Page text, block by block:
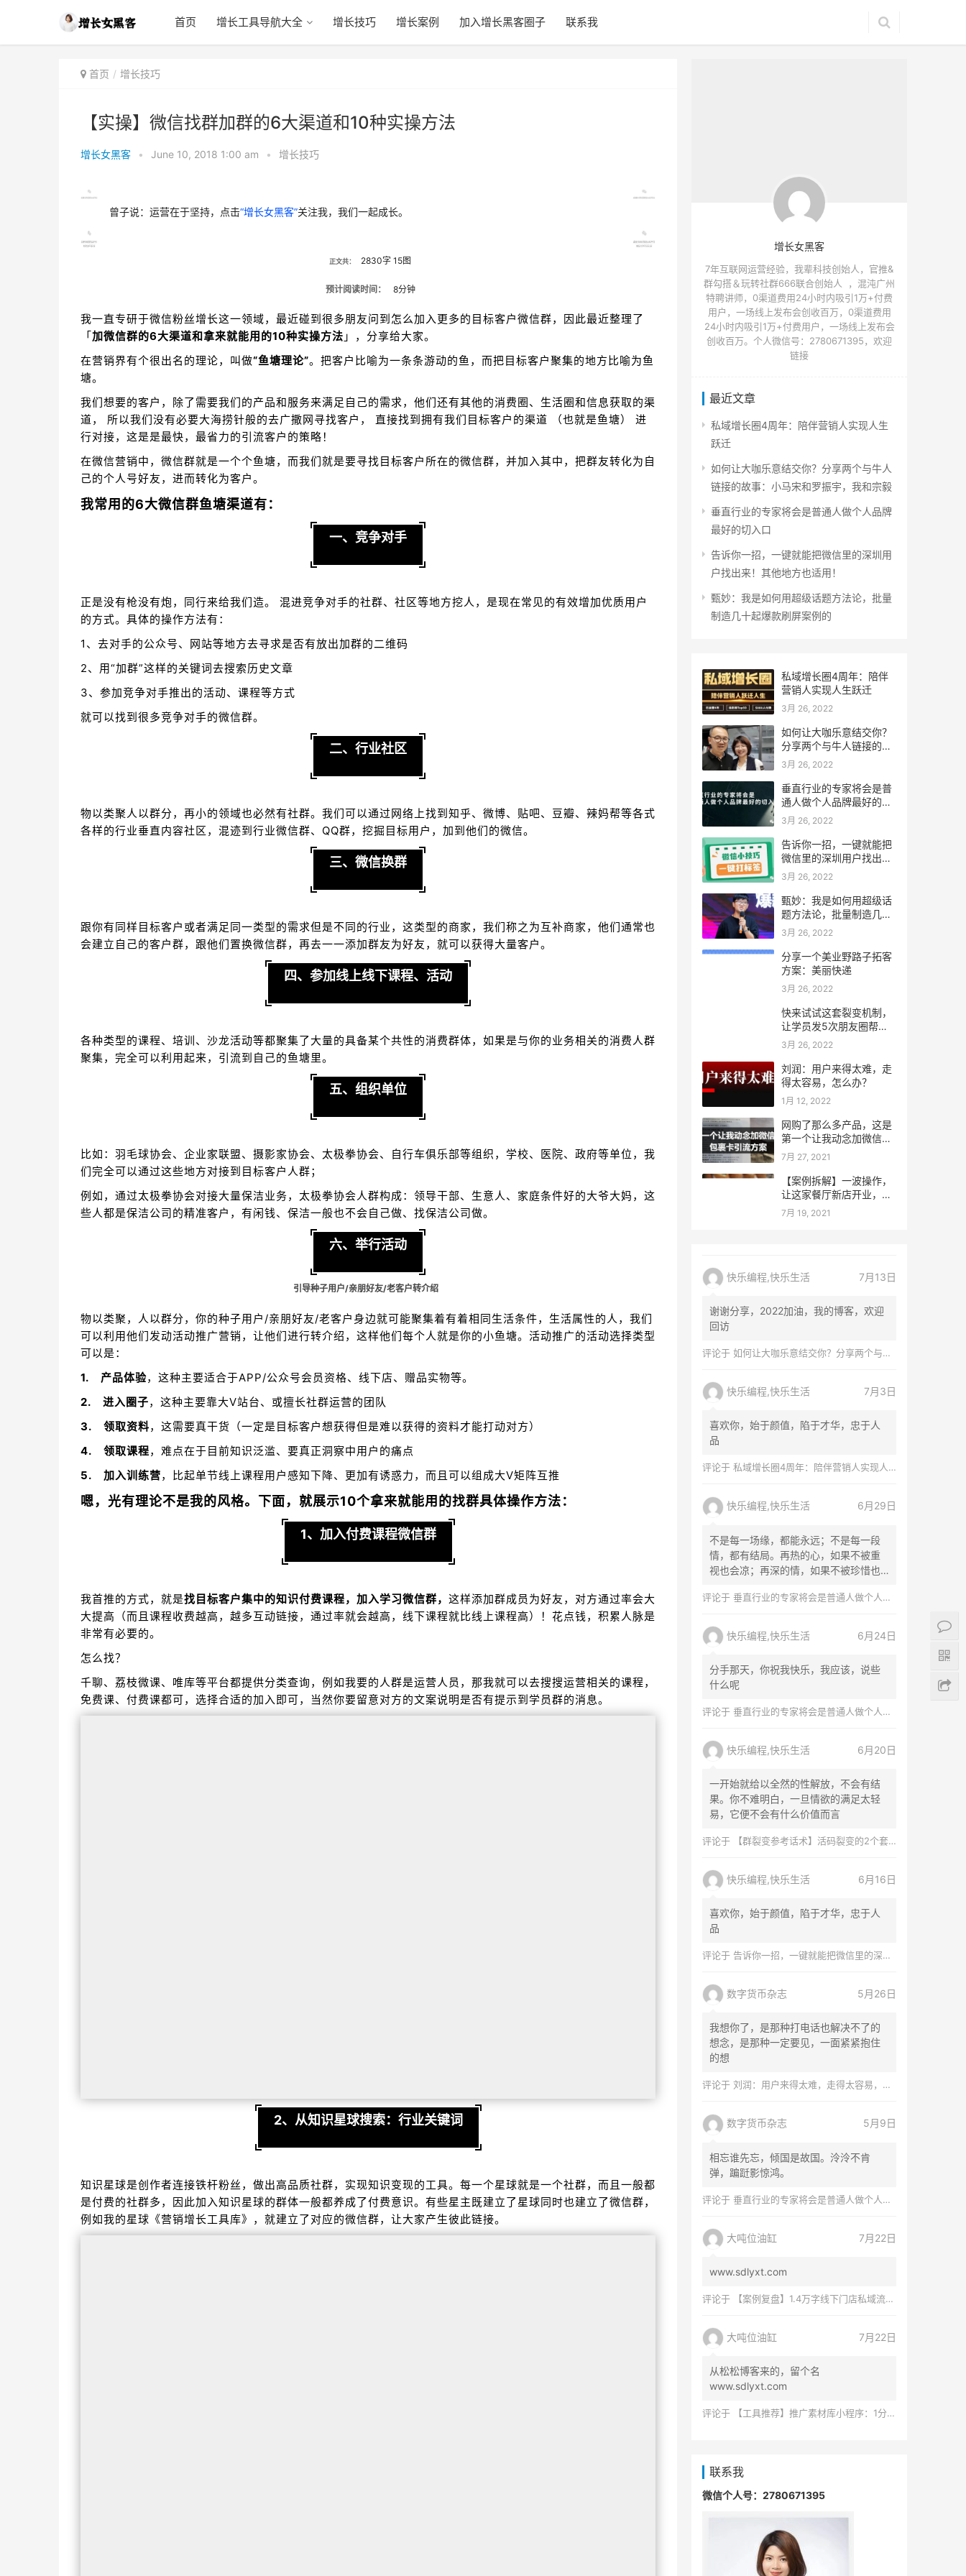
首页 增长工具导航大全 增长技巧 增长案例 加入增长黑客圈子 联系我
首页 增长技巧
【实操】微信找群加群的6大渠道和10种实操方法
增长女黑客 • June 10, 2018 1:00 am • 增长技巧
曾子说：运营在于坚持，点击“增长女黑客”关注我，我们一起成长。
正文共： 2830字 15图
预计阅读时间： 8分钟
我一直专研于微信粉丝增长这一领域，最近碰到很多朋友问到怎么加入更多的目标客户微信群，因此最近整理了
「加微信群的6大渠道和拿来就能用的10种实操方法 」，分享给大家。
在营销界有个很出名的理论，叫做“鱼塘理论”。把客户比喻为一条条游动的鱼，而把目标客户聚集的地方比喻为鱼
塘。
我们想要的客户，除了需要我们的产品和服务来满足自己的需求，他们还有其他的消费圈、生活圈和信息获取的渠
道， 所以我们没有必要大海捞针般的去广撒网寻找客户， 直接找到拥有我们目标客户的渠道 （也就是鱼塘） 进
行对接，这是是最快，最省力的引流客户的策略！
在微信营销中，微信群就是一个个鱼塘，而我们就是要寻找目标客户所在的微信群，并加入其中，把群友转化为自
己的个人号好友，进而转化为客户。
我常用的6大微信群鱼塘渠道有：
一、竞争对手
正是没有枪没有炮，同行来给我们造。 混进竞争对手的社群、社区等地方挖人，是现在常见的有效增加优质用户
的方式。具体的操作方法有：
1、去对手的公众号、网站等地方去寻求是否有放出加群的二维码
2、用“加群”这样的关键词去搜索历史文章
3、参加竞争对手推出的活动、课程等方式
就可以找到很多竞争对手的微信群。
二、行业社区
物以类聚人以群分，再小的领域也必然有社群。我们可以通过网络上找到知乎、微博、贴吧、豆瓣、辣妈帮等各式
各样的行业垂直内容社区，混迹到行业微信群、QQ群，挖掘目标用户，加到他们的微信。
三、微信换群
跟你有同样目标客户或者满足同一类型的需求但是不同的行业，这类型的商家，我们称之为互补商家，他们通常也
会建立自己的客户群，跟他们置换微信群，再去一一添加群友为好友，就可以获得大量客户。
四、参加线上线下课程、活动
各种类型的课程、培训、沙龙活动等都聚集了大量的具备某个共性的消费群体，如果是与你的业务相关的消费人群
聚集，完全可以利用起来，引流到自己的鱼塘里。
五、组织单位
比如：羽毛球协会、企业家联盟、摄影家协会、太极拳协会、自行车俱乐部等组织，学校、医院、政府等单位，我
们完全可以通过这些地方对接到目标客户人群；
例如，通过太极拳协会对接大量保洁业务，太极拳协会人群构成：领导干部、生意人、家庭条件好的大爷大妈，这
些人都是保洁公司的精准客户，有闲钱、保洁一般也不会自己做、找保洁公司做。
六、举行活动
引导种子用户/亲朋好友/老客户转介绍
物以类聚，人以群分，你的种子用户/亲朋好友/老客户身边就可能聚集着有着相同生活条件，生活属性的人，我们
可以利用他们发动活动推广营销，让他们进行转介绍，这样他们每个人就是你的小鱼塘。活动推广的活动选择类型
可以是：
1. 产品体验，这种主要适合于APP/公众号会员资格、线下店、赠品实物等。
2. 进入圈子，这种主要靠大V站台、或擅长社群运营的团队
3. 领取资料，这需要真干货（一定是目标客户想获得但是难以获得的资料才能打动对方）
4. 领取课程，难点在于目前知识泛滥、要真正洞察中用户的痛点
5. 加入训练营，比起单节线上课程用户感知下降、更加有诱惑力，而且可以组成大V矩阵互推
嗯，光有理论不是我的风格。下面，就展示10个拿来就能用的找群具体操作方法：
1、加入付费课程微信群
我首推的方式，就是找目标客户集中的知识付费课程，加入学习微信群， 这样添加群成员为好友，对方通过率会大
大提高（而且课程收费越高，越多互动链接，通过率就会越高，线下课程就比线上课程高）！花点钱，积累人脉是
非常有必要的。
怎么找？
千聊、荔枝微课、唯库等平台都提供分类查询，例如我要的人群是运营人员，那我就可以去搜搜运营相关的课程，
免费课、付费课都可，选择合适的加入即可，当然你要留意对方的文案说明是否有提示到学员群的消息。
2、从知识星球搜索：行业关键词
知识星球是创作者连接铁杆粉丝，做出高品质社群，实现知识变现的工具。每一个星球就是一个社群，而且一般都
是付费的社群多，因此加入知识星球的群体一般都养成了付费意识。有些星主既建立了星球同时也建立了微信群，
例如我的星球《营销增长工具库》，就建立了对应的微信群，让大家产生彼此链接。
增长女黑客
7年互联网运营经验，我辈科技创始人，官推&
群勾搭＆玩转社群666联合创始人 ，混沌广州
特聘讲师，0渠道费用24小时内吸引1万+付费
用户，一场线上发布会创收百万，0渠道费用
24小时内吸引1万+付费用户，一场线上发布会
创收百万。个人微信号：2780671395，欢迎
链接
最近文章
私域增长圈4周年：陪伴营销人实现人生
跃迁
如何让大咖乐意结交你？分享两个与牛人
链接的故事：小马宋和罗振宇，我和宗毅
垂直行业的专家将会是普通人做个人品牌
最好的切入口
告诉你一招，一键就能把微信里的深圳用
户找出来！其他地方也适用！
甄妙：我是如何用超级话题方法论，批量
制造几十起爆款刷屏案例的
私域增长圈4周年：陪伴
营销人实现人生跃迁
3月 26, 2022
如何让大咖乐意结交你？
分享两个与牛人链接的故
事：小马宋和罗振宇，我
和宗毅
3月 26, 2022
垂直行业的专家将会是普
通人做个人品牌最好的切
入口
3月 26, 2022
告诉你一招，一键就能把
微信里的深圳用户找出
来！其他地方也适用！
3月 26, 2022
甄妙：我是如何用超级话
题方法论，批量制造几十
起爆款刷屏案例的
3月 26, 2022
分享一个美业野路子拓客
方案：美丽快递
3月 26, 2022
快来试试这套裂变机制，
让学员发5次朋友圈帮忙
转介绍！
3月 26, 2022
刘润：用户来得太难，走
得太容易，怎么办？
1月 12, 2022
网购了那么多产品，这是
第一个让我动念加微信的
包裹卡引流方案
7月 27, 2021
【案例拆解】一波操作，
让这家餐厅新店开业，就
到店1600+人
7月 19, 2021
快乐编程,快乐生活 7月13日
谢谢分享，2022加油，我的博客，欢迎
回访
评论于 如何让大咖乐意结交你？分享两个与牛人链接的故事：小马宋和罗振宇，我和宗毅
快乐编程,快乐生活 7月3日
喜欢你，始于颜值，陷于才华，忠于人
品
评论于 私域增长圈4周年：陪伴营销人实现人生跃迁
快乐编程,快乐生活 6月29日
不是每一场缘，都能永远；不是每一段
情，都有结局。再热的心，如果不被重
视也会凉；再深的情，如果不被珍惜也
评论于 垂直行业的专家将会是普通人做个人品牌最好的切入口
快乐编程,快乐生活 6月24日
分手那天，你祝我快乐，我应该，说些
什么呢
评论于 垂直行业的专家将会是普通人做个人品牌最好的切入口
快乐编程,快乐生活 6月20日
一开始就给以全然的性解放，不会有结
果。你不难明白，一旦情欲的满足太轻
易，它便不会有什么价值而言
评论于 【群裂变参考话术】活码裂变的2个套路，日涨4000＋粉丝。不花钱，纯小白，快速掌握裂变细节。
快乐编程,快乐生活 6月16日
喜欢你，始于颜值，陷于才华，忠于人
品
评论于 告诉你一招，一键就能把微信里的深圳用户找出来！其他地方也适用！
数字货币杂志 5月26日
我想你了，是那种打电话也解决不了的
想念，是那种一定要见，一面紧紧抱住
的想
评论于 刘润：用户来得太难，走得太容易，怎么办？
数字货币杂志 5月9日
相忘谁先忘，倾国是故国。泠泠不肯
弹，蹁跹影惊鸿。
评论于 垂直行业的专家将会是普通人做个人品牌最好的切入口
大吨位油缸 7月22日
www.sdlyxt.com
评论于 【案例复盘】1.4万字线下门店私域流量运营全公开：复购提升4倍、业绩提升5倍！
大吨位油缸 7月22日
从松松博客来的，留个名
www.sdlyxt.com
评论于 【工具推荐】推广素材库小程序：1分钟搞定团队共享设计素材难题！
联系我
微信个人号：2780671395